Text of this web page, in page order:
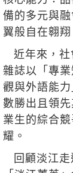
備的多元與
翼般自在翱
近年來，
雜誌以「專
觀與外語能
數勝出且領
業生的綜合
耀。
回顧淡江